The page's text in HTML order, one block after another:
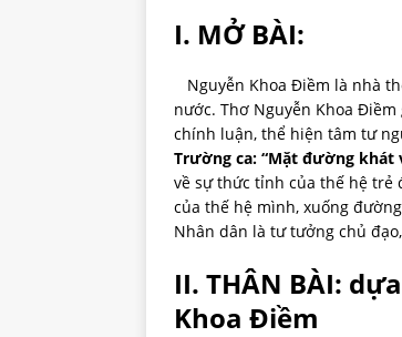
I. MỞ BÀI:
Nguyễn Khoa Điềm là nhà
nước. Thơ Nguyễn Khoa
chính luận, thể hiện tâm tư
Trường ca: “Mặt đường khát
về sự thức tỉnh của thế hệ trẻ
của thế hệ mình, xuống
Nhân dân là tư tưởng chủ
II. THÂN BÀI:
Khoa Điềm